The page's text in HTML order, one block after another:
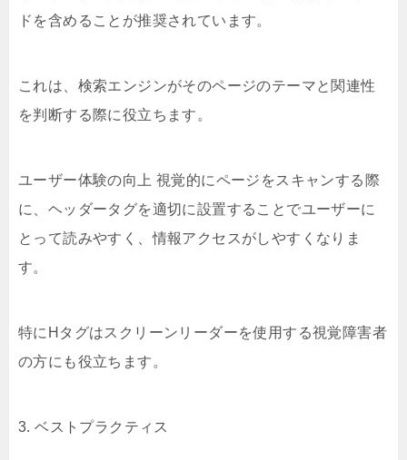
ドを含めることが推奨されています。
これは、検索エンジンがそのページのテーマと関連性
を判断する際に役立ちます。
ユーザー体験の向上 視覚的にページをスキャンする際
に、ヘッダータグを適切に設置することでユーザーに
とって読みやすく、情報アクセスがしやすくなりま
す。
特にHタグはスクリーンリーダーを使用する視覚障害者
の方にも役立ちます。
3. ベストプラクティス